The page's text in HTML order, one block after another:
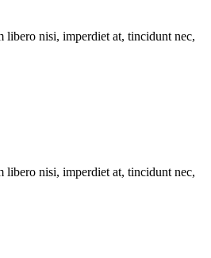
libero nisi, imperdiet at, tincidunt nec,
libero nisi, imperdiet at, tincidunt nec,